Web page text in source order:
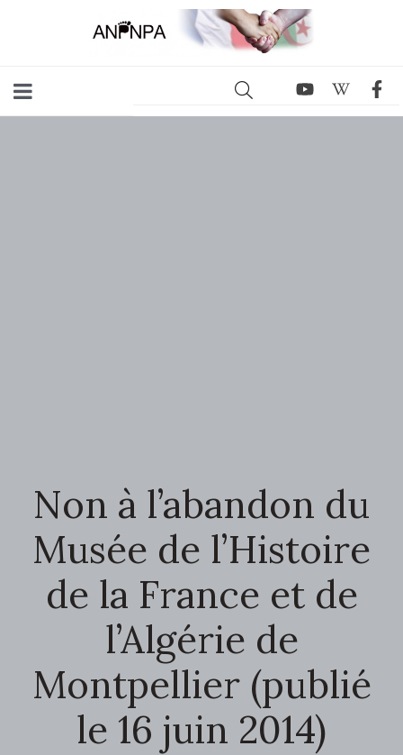
Non à l’abandon du
Musée de l’Histoire
de la France et de
l’Algérie de
Montpellier (publié
le 16 juin 2014)